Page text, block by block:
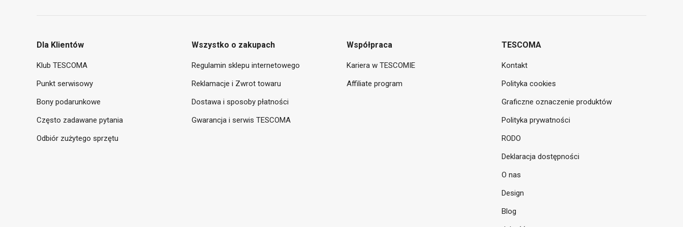
Dla Klientów
Klub TESCOMA
Punkt serwisowy
Bony podarunkowe
Często zadawane pytania
Odbiór zużytego sprzętu
Wszystko o zakupach
Regulamin sklepu internetowego
Reklamacje i Zwrot towaru
Dostawa i sposoby płatności
Gwarancja i serwis TESCOMA
Współpraca
Kariera w TESCOMIE
Affiliate program
TESCOMA
Kontakt
Polityka cookies
Graficzne oznaczenie produktów
Polityka prywatności
RODO
Deklaracja dostępności
O nas
Design
Blog